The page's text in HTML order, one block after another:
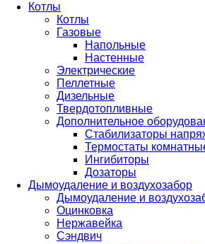
Котлы
Котлы
Газовые
Напольные
Настенные
Электрические
Пеллетные
Дизельные
Твердотопливные
Дополнительное
Стабилизаторы
Термостаты
Ингибиторы
Дозаторы
Дымоудаление и воздухозабор
Дымоудаление и
Оцинковка
Нержавейка
Сэндвич